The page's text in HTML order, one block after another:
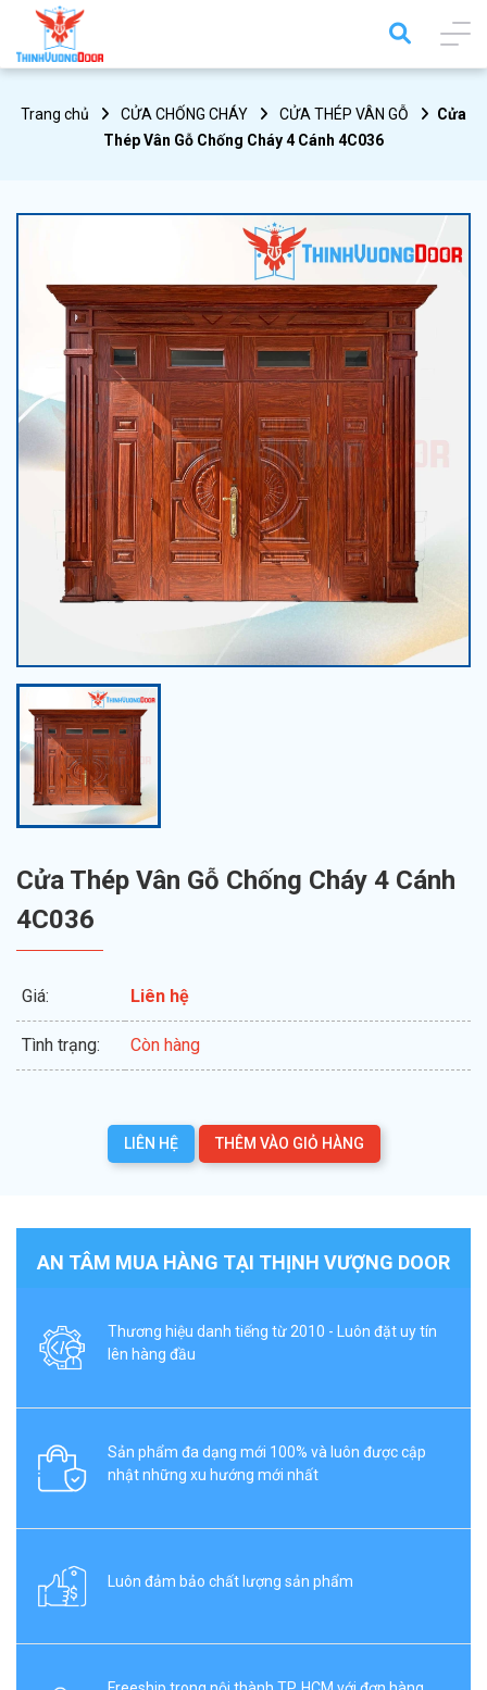
Trang chủ CỬA CHỐNG CHÁY CỬA THÉP VÂN GỖ
Cửa
Thép Vân Gỗ Chống Cháy 4 Cánh 4C036
Cửa Thép Vân Gỗ Chống Cháy 4 Cánh
4C036
Giá: Liên hệ
Tình trạng: Còn hàng
LIÊN HỆ THÊM VÀO GIỎ HÀNG
AN TÂM MUA HÀNG TẠI THỊNH VƯỢNG DOOR
Thương hiệu danh tiếng từ 2010 - Luôn đặt uy tín
lên hàng đầu
Sản phẩm đa dạng mới 100% và luôn được cập
nhật những xu hướng mới nhất
Luôn đảm bảo chất lượng sản phẩm